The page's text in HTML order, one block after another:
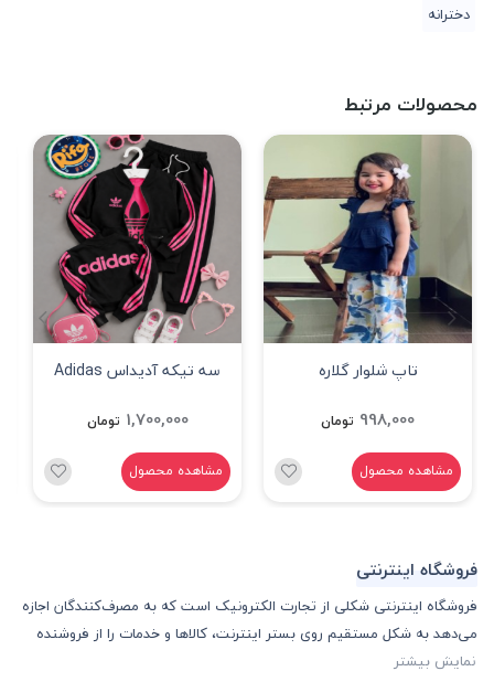
دخترانه
محصولات مرتبط
تاپ شلوار گلاره
998,000 تومان
مشاهده محصول
سه تیکه آدیداس Adidas
1,700,000 تومان
مشاهده محصول
فروشگاه اینترنتی
فروشگاه اینترنتی شکلی از تجارت الکترونیک است که به مصرف‌کنندگان اجازه
می‌دهد به شکل مستقیم روی بستر اینترنت، کالا‌ها و خدمات را از فروشنده
نمایش بیشتر